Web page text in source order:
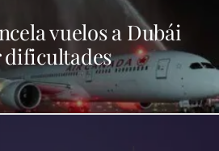
vuelos a Dubái
dificultades